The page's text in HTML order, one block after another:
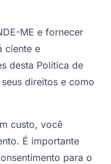
ME e fornecer
ciente e
desta Política de
direitos e como
custo, você
É importante
para o